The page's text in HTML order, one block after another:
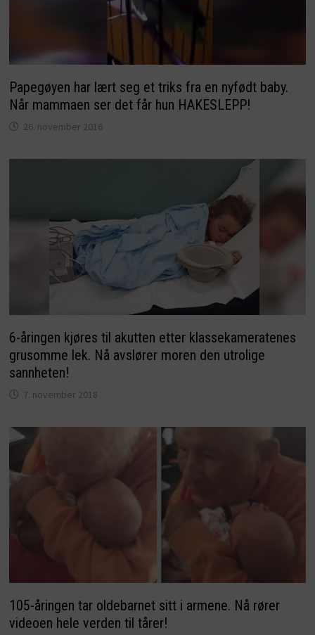
Papegøyen har lært seg et triks fra en nyfødt baby.
Når mammaen ser det får hun HAKESLEPP!
26. november 2016
6-åringen kjøres til akutten etter klassekameratenes
grusomme lek. Nå avslører moren den utrolige
sannheten!
7. november 2018
105-åringen tar oldebarnet sitt i armene. Nå rører
videoen hele verden til tårer!